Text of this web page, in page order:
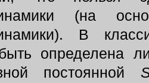
(на
В
определена
постоянной